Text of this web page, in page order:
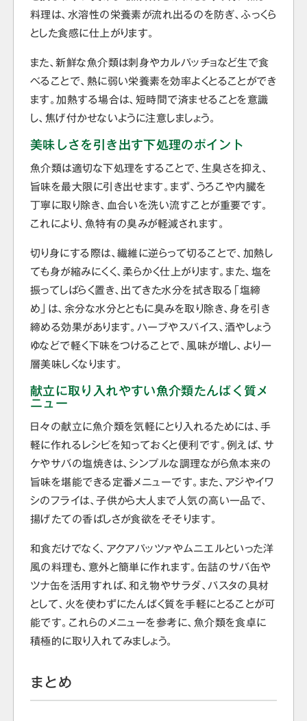
料理は、水溶性の栄養素が流れ出るのを防ぎ、ふっくら
とした食感に仕上がります。
また、新鮮な魚介類は刺身やカルパッチョなど生で食
べることで、熱に弱い栄養素を効率よくとることができ
ます。加熱する場合は、短時間で済ませることを意識
し、焦げ付かせないように注意しましょう。
美味しさを引き出す下処理のポイント
魚介類は適切な下処理をすることで、生臭さを抑え、
旨味を最大限に引き出せます。まず、うろこや内臓を
丁寧に取り除き、血合いを洗い流すことが重要です。
これにより、魚特有の臭みが軽減されます。
切り身にする際は、繊維に逆らって切ることで、加熱し
ても身が縮みにくく、柔らかく仕上がります。また、塩を
振ってしばらく置き、出てきた水分を拭き取る「塩締
め」は、余分な水分とともに臭みを取り除き、身を引き
締める効果があります。ハーブやスパイス、酒やしょう
ゆなどで軽く下味をつけることで、風味が増し、より一
層美味しくなります。
献立に取り入れやすい魚介類たんぱく質メ
ニュー
日々の献立に魚介類を気軽にとり入れるためには、手
軽に作れるレシピを知っておくと便利です。例えば、サ
ケやサバの塩焼きは、シンプルな調理ながら魚本来の
旨味を堪能できる定番メニューです。また、アジやイワ
シのフライは、子供から大人まで人気の高い一品で、
揚げたての香ばしさが食欲をそそります。
和食だけでなく、アクアパッツァやムニエルといった洋
風の料理も、意外と簡単に作れます。缶詰のサバ缶や
ツナ缶を活用すれば、和え物やサラダ、パスタの具材
として、火を使わずにたんぱく質を手軽にとることが可
能です。これらのメニューを参考に、魚介類を食卓に
積極的に取り入れてみましょう。
まとめ